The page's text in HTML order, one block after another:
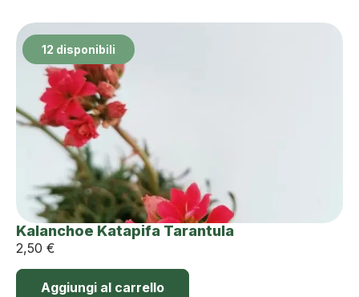
12 disponibili
Kalanchoe Katapifa Tarantula
2,50 €
Aggiungi al carrello